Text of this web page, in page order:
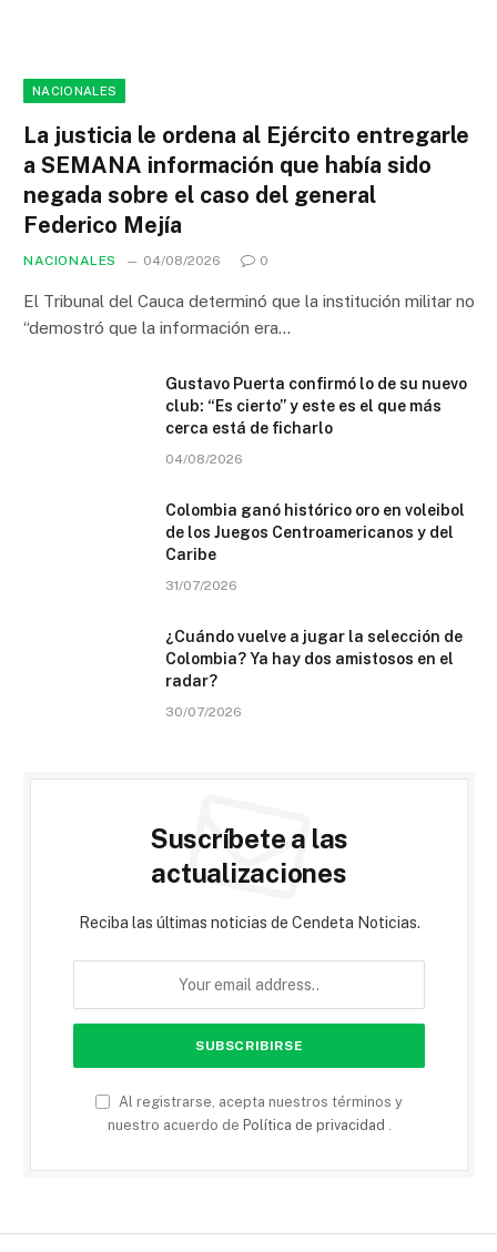
NACIONALES
La justicia le ordena al Ejército entregarle
a SEMANA información que había sido
negada sobre el caso del general
Federico Mejía
NACIONALES 04/08/2026 0
El Tribunal del Cauca determinó que la institución militar no
“demostró que la información era…
Gustavo Puerta confirmó lo de su nuevo
club: “Es cierto” y este es el que más
cerca está de ficharlo
04/08/2026
Colombia ganó histórico oro en voleibol
de los Juegos Centroamericanos y del
Caribe
31/07/2026
¿Cuándo vuelve a jugar la selección de
Colombia? Ya hay dos amistosos en el
radar?
30/07/2026
Suscríbete a las
actualizaciones
Reciba las últimas noticias de Cendeta Noticias.
Al registrarse, acepta nuestros términos y
nuestro acuerdo de Política de privacidad .